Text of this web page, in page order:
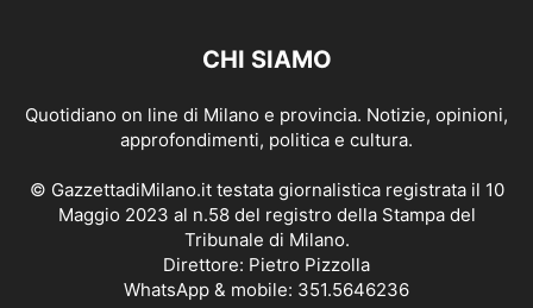
CHI SIAMO
Quotidiano on line di Milano e provincia. Notizie, opinioni,
approfondimenti, politica e cultura.
© GazzettadiMilano.it testata giornalistica registrata il 10
Maggio 2023 al n.58 del registro della Stampa del
Tribunale di Milano.
Direttore: Pietro Pizzolla
WhatsApp & mobile: 351.5646236